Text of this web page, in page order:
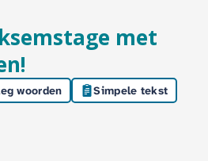
met
woorden Simpele tekst